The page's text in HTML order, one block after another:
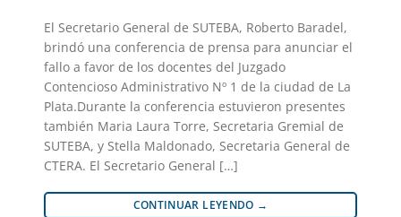
El Secretario General de SUTEBA, Roberto Baradel,
brindó una conferencia de prensa para anunciar el
fallo a favor de los docentes del Juzgado
Contencioso Administrativo Nº 1 de la ciudad de La
Plata.Durante la conferencia estuvieron presentes
también Maria Laura Torre, Secretaria Gremial de
SUTEBA, y Stella Maldonado, Secretaria General de
CTERA. El Secretario General […]
CONTINUAR LEYENDO →